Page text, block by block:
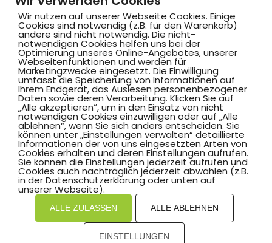
Hammer SportClub 2008
Am Südbad 9,
59069 Hamm
©2025 Hammer SportClub 2008 e.V.
Mit zum Verein by PASSGEBER
Impressum
Wir nutzen auf unserer Webseite Cookies. Einige
Cookies sind notwendig (z.B. für den Warenkorb)
andere sind nicht notwendig. Die nicht-
notwendigen Cookies helfen uns bei der
Optimierung unseres Online-Angebotes, unserer
Webseitenfunktionen und werden für
Marketingzwecke eingesetzt. Die Einwilligung
umfasst die Speicherung von Informationen auf
Ihrem Endgerät, das Auslesen personenbezogener
Daten sowie deren Verarbeitung. Klicken Sie auf
„Alle akzeptieren“, um in den Einsatz von nicht
notwendigen Cookies einzuwilligen oder auf „Alle
ablehnen“, wenn Sie sich anders entscheiden. Sie
können unter „Einstellungen verwalten“ detaillierte
Informationen der von uns eingesetzten Arten von
Cookies erhalten und deren Einstellungen aufrufen.
Sie können die Einstellungen jederzeit aufrufen und
Cookies auch nachträglich jederzeit abwählen (z.B.
in der Datenschutzerklärung oder unten auf
unserer Webseite).
ALLE ZULASSEN ALLE ABLEHNEN
EINSTELLUNGEN